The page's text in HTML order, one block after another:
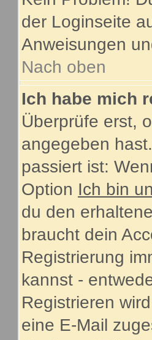
der Loginseite
Anweisungen
Nach oben
Ich habe mich
Überprüfe erst,
angegeben
passiert ist:
Option Ich bin
du den
braucht dein
Registrierung
kannst -
Registrieren
eine E-Mail